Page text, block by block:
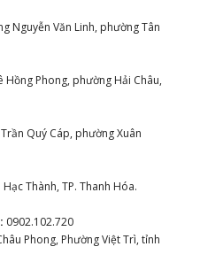
Nguyễn Văn Linh, phường Tân
Hồng Phong, phường Hải Châu,
Quý Cáp, phường Xuân
Thành, TP. Thanh Hóa.
0902.102.720
Phong, Phường Việt Trì, tỉnh